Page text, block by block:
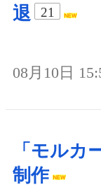
退
21
08月10日
「モルカ
制作